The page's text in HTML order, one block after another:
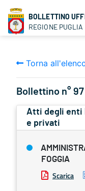
BOLLETTINO
REGIONE PUGLIA
Torna
Bollettino n°
Atti degli enti
e privati
FOGGIA
Scarica